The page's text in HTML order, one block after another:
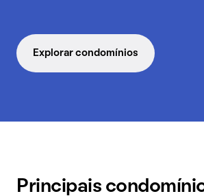
Explorar condomínios
Principais